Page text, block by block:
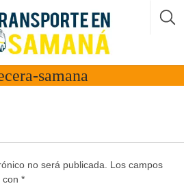
samana
no será publicada.
Los campos
con *